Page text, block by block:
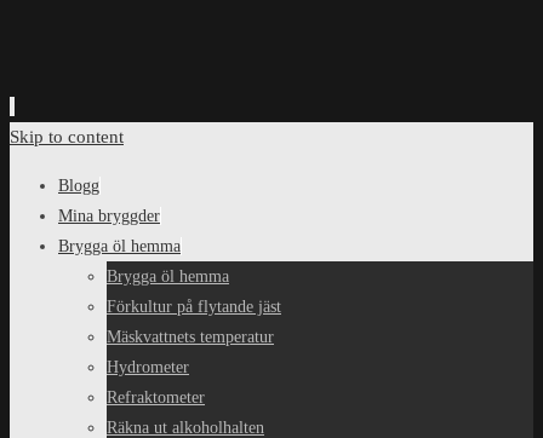
Skip to content
Blogg
Mina bryggder
Brygga öl hemma
Brygga öl hemma
Förkultur på flytande jäst
Mäskvattnets temperatur
Hydrometer
Refraktometer
Räkna ut alkoholhalten